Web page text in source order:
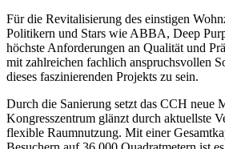
Für die Revitalisierung des einstigen
Politikern und Stars wie ABBA, Deep
höchste Anforderungen an Qualität und
mit zahlreichen fachlich anspruchsvollen
dieses faszinierenden Projekts zu sein.
Durch die Sanierung setzt das CCH neue
Kongresszentrum glänzt durch aktuellste
flexible Raumnutzung. Mit einer